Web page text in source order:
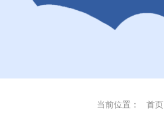
当前位置： 首页